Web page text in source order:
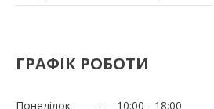
ГРАФІК РОБОТИ
Понеділок 10:00 18:00